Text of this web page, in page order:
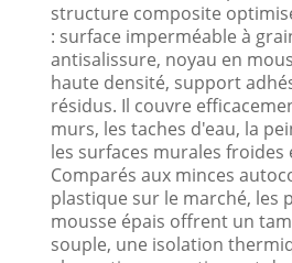
structure composite
: surface imperméable à
antisalissure, noyau en
haute densité, support
résidus. Il couvre
murs, les taches d'eau, la
les surfaces murales froides
Comparés aux minces
plastique sur le marché, les
mousse épais offrent un
souple, une isolation